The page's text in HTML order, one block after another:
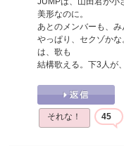
美形なのに。
あとのメンバーも、み
やっぱり、セクゾか
は、歌も
結構歌える。下3人が
それな！ 45